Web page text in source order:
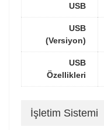
USB
USB
(Versiyon)
USB
Özellikleri
İşletim Sistemi